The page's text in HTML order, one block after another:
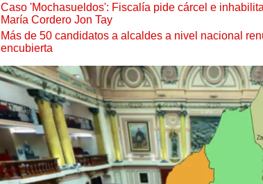
Caso 'Mochasueldos': Fiscalía pide cárcel e
María Cordero Jon Tay
Más de 50 candidatos a alcaldes a nivel nacional
encubierta